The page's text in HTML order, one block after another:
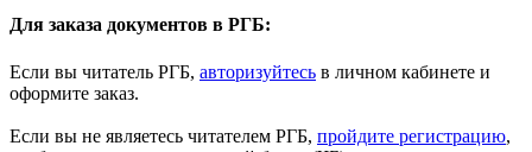
Для заказа документов в РГБ:
Если вы читатель РГБ, авторизуйтесь в личном кабинете и
оформите заказ.
Если вы не являетесь читателем РГБ, пройдите регистрацию,